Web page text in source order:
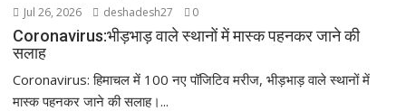
Jul 26, 2026 deshadesh27 0
Coronavirus:भीड़भाड़ वाले स्थानों में मास्क पहनकर जाने की
सलाह
Coronavirus: हिमाचल में 100 नए पॉजिटिव मरीज, भीड़भाड़ वाले स्थानों में
मास्क पहनकर जाने की सलाह।...